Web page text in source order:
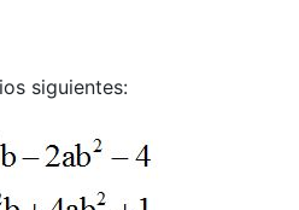
siguientes: